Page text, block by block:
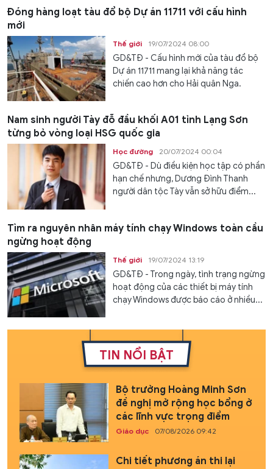
Đóng hàng loạt tàu đổ bộ Dự án 11711 với cấu hình
mới
Thế giới 19/07/2024 08:00
GD&TĐ - Cấu hình mới của tàu đổ bộ
Dự án 11711 mang lại khả năng tác
chiến cao hơn cho Hải quân Nga.
Nam sinh người Tày đỗ đầu khối A01 tỉnh Lạng Sơn
từng bỏ vòng loại HSG quốc gia
Học đường 20/07/2024 00:04
GD&TĐ - Dù điều kiện học tập có phần
hạn chế nhưng, Dương Đình Thanh
người dân tộc Tày vẫn sở hữu điểm...
Tìm ra nguyên nhân máy tính chạy Windows toàn cầu
ngừng hoạt động
Thế giới 19/07/2024 13:19
GD&TĐ - Trong ngày, tình trạng ngừng
hoạt động của các thiết bị máy tính
chạy Windows được báo cáo ở nhiều...
TIN NỔI BẬT
Bộ trưởng Hoàng Minh Sơn
đề nghị mở rộng học bổng ở
các lĩnh vực trọng điểm
Giáo dục 07/08/2026 09:42
Chi tiết phương án thi lại